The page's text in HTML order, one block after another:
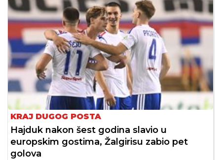
KRAJ DUGOG POSTA
Hajduk nakon šest godina slavio u
europskim gostima, Žalgirisu zabio pet
golova